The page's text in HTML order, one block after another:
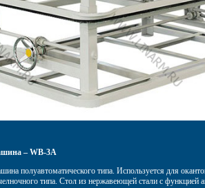
– WB-3A
полуавтоматического типа. Используется для
типа. Стол из нержавеющей стали с